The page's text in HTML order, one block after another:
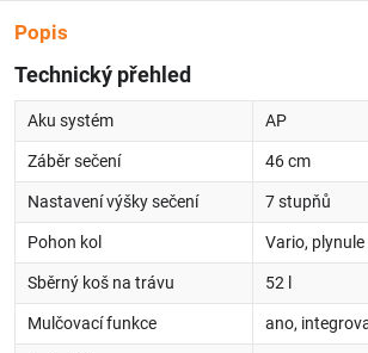
Popis
Technický přehled
Aku systém AP
Záběr sečení 46 cm
Nastavení výšky sečení 7 stupňů
Pohon kol Vario,
Sběrný koš na trávu 52 l
Mulčovací funkce ano,